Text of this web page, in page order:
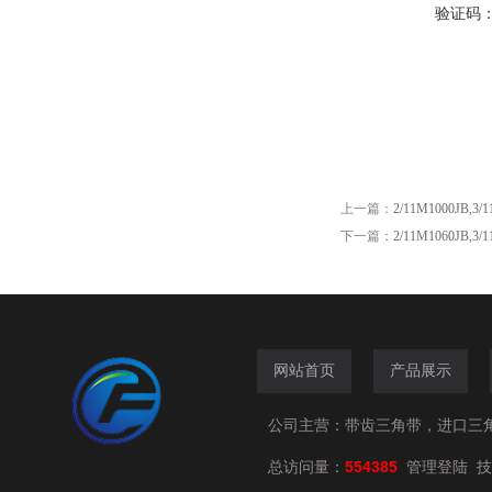
验证码
上一篇： 2/11M1000JB,3/
下一篇： 2/11M1060JB,3/
网站首页 产品展示
公司主营：带齿三角带，进口三
总访问量： 554385 管理登陆